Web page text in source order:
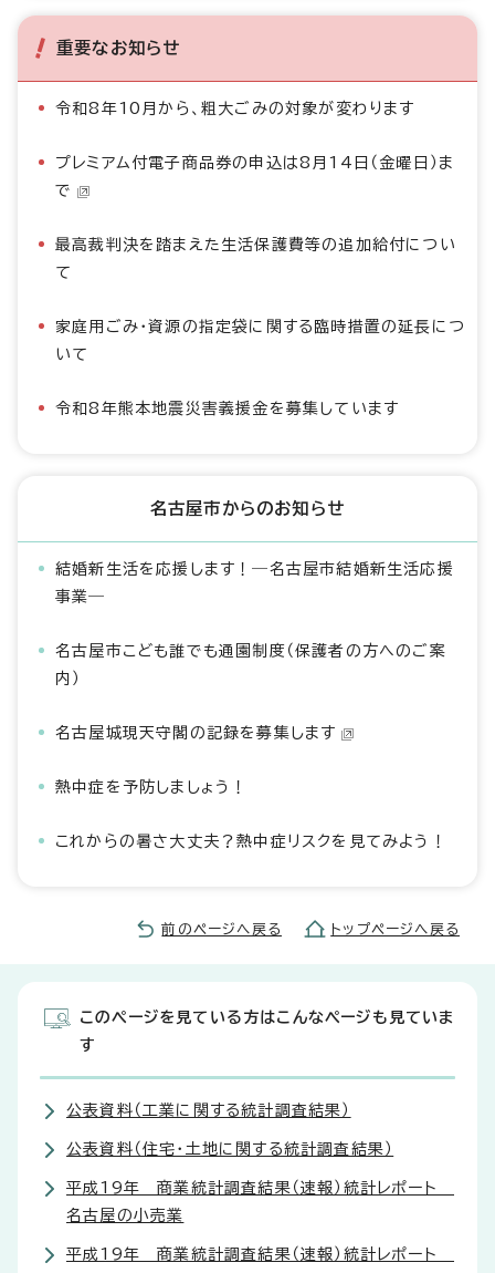
重要なお知らせ
令和8年10月から、粗大ごみの対象が変わります
プレミアム付電子商品券の申込は8月14日（金曜日）ま
で
最高裁判決を踏まえた生活保護費等の追加給付につい
て
家庭用ごみ・資源の指定袋に関する臨時措置の延長につ
いて
令和8年熊本地震災害義援金を募集しています
名古屋市からのお知らせ
結婚新生活を応援します！―名古屋市結婚新生活応援
事業―
名古屋市こども誰でも通園制度（保護者の方へのご案
内）
名古屋城現天守閣の記録を募集します
熱中症を予防しましょう！
これからの暑さ大丈夫？熱中症リスクを見てみよう！
前のページへ戻る トップページへ戻る
このページを見ている方はこんなページも見ていま
す
公表資料（工業に関する統計調査結果）
公表資料（住宅・土地に関する統計調査結果）
平成19年 商業統計調査結果（速報）統計レポート
名古屋の小売業
平成19年 商業統計調査結果（速報）統計レポート